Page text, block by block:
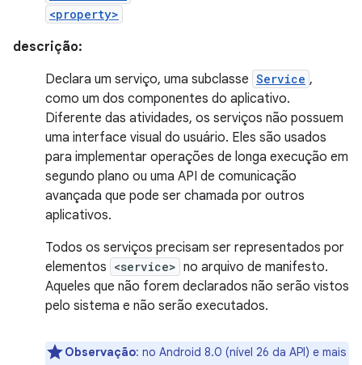
<property>
descrição:
Declara um serviço, uma subclasse Service ,
como um dos componentes do aplicativo.
Diferente das atividades, os serviços não possuem
uma interface visual do usuário. Eles são usados
para implementar operações de longa execução em
segundo plano ou uma API de comunicação
avançada que pode ser chamada por outros
aplicativos.
Todos os serviços precisam ser representados por
elementos <service> no arquivo de manifesto.
Aqueles que não forem declarados não serão vistos
pelo sistema e não serão executados.
Observação: no Android 8.0 (nível 26 da API) e mais